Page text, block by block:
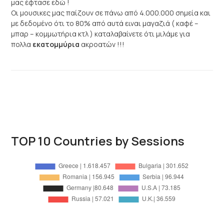
μας έφτασε εδώ !
Oι μουσικες μας παίζουν σε πάνω από 4.000.000 σημεία και
με δεδομένο ότι το 80% από αυτά ειναι μαγαζιά ( καφέ –
μπαρ – κομμωτήρια κτλ ) καταλαβαίνετε ότι μιλάμε για
πολλα εκατομμύρια ακροατών !!!
TOP 10 Countries by Sessions